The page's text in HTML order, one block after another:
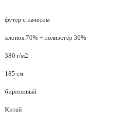
футер с начесом
хлопок 70% + полиэстер 30%
380 г/м2
185 см
бирюзовый
Китай